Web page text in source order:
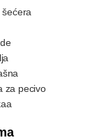
šećera
za pecivo